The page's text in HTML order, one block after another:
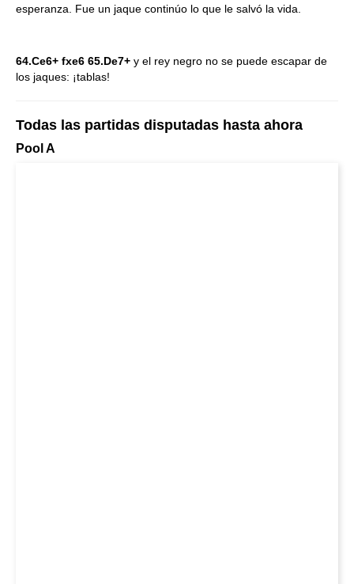
esperanza. Fue un jaque continúo lo que le salvó la vida.
64.Ce6+ fxe6 65.De7+ y el rey negro no se puede escapar de
los jaques: ¡tablas!
Todas las partidas disputadas hasta ahora
Pool A